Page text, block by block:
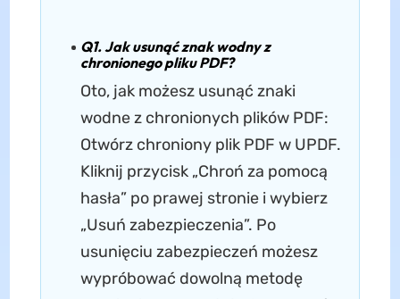
Q1. Jak usunąć znak wodny z
chronionego pliku PDF?
Oto, jak możesz usunąć znaki
wodne z chronionych plików PDF:
Otwórz chroniony plik PDF w UPDF.
Kliknij przycisk „Chroń za pomocą
hasła” po prawej stronie i wybierz
„Usuń zabezpieczenia”. Po
usunięciu zabezpieczeń możesz
wypróbować dowolną metodę